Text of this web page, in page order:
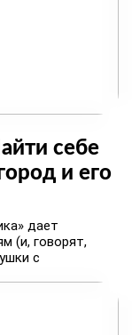
себе
и его
дает
(и, говорят,
с